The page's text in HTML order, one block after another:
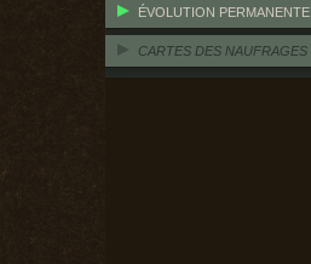
ÉVOLUTION PERMANENTE
CARTES DES NAUFRAGES